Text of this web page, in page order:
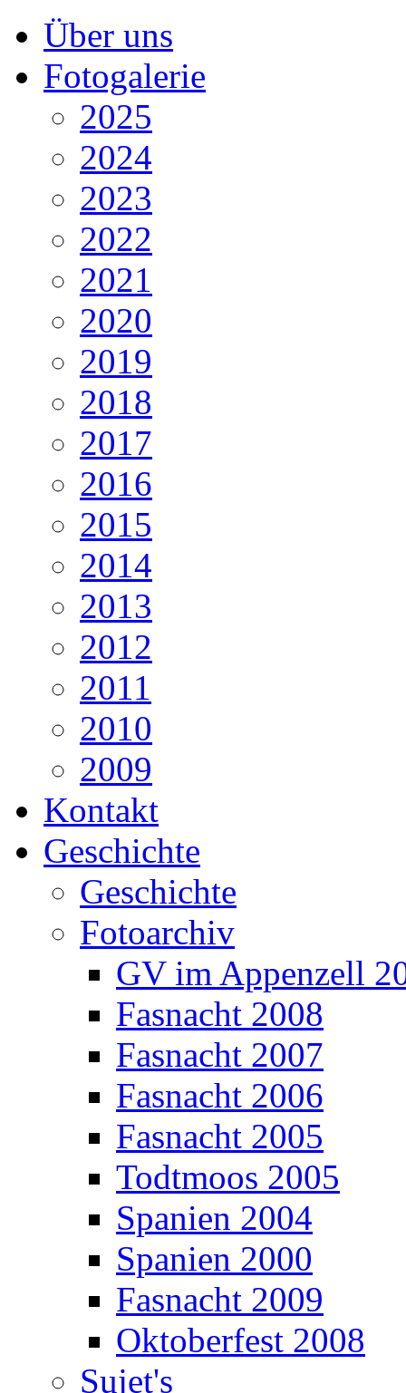
Über uns
Fotogalerie
2025
2024
2023
2022
2021
2020
2019
2018
2017
2016
2015
2014
2013
2012
2011
2010
2009
Kontakt
Geschichte
Geschichte
Fotoarchiv
GV im Appenzell
Fasnacht 2008
Fasnacht 2007
Fasnacht 2006
Fasnacht 2005
Todtmoos 2005
Spanien 2004
Spanien 2000
Fasnacht 2009
Oktoberfest 2008
Sujet's